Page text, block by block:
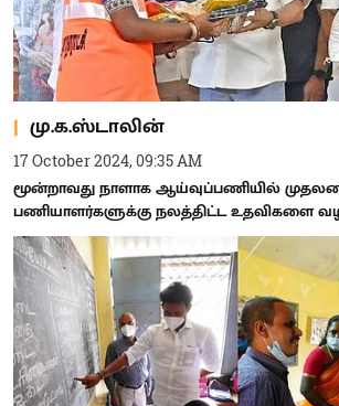
மு.க.ஸ்டாலின்
17 October 2024, 09:35 AM
மூன்றாவது நாளாக ஆய்வுப்பணியில்
பணியாளர்களுக்கு நலத்திட்ட உதவிகளை